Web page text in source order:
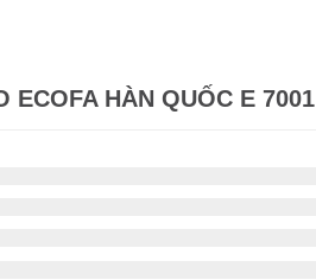
ECOFA HÀN QUỐC E 7001